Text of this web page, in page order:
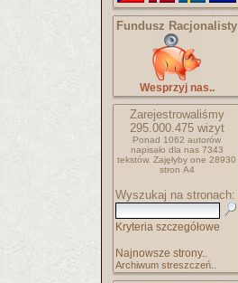
Fundusz Racjonalisty
Wesprzyj nas..
Zarejestrowaliśmy
295.000.475wizyt
Ponad 1062 autorów
napisało dla nas 7343
tekstów. Zajęłyby one 28930
stron A4
Wyszukaj na stronach:
Kryteria szczegółowe
Najnowsze strony..
Archiwum streszczeń..